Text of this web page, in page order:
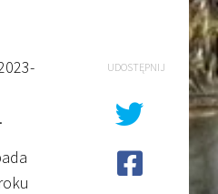
UDOSTĘPNIJ